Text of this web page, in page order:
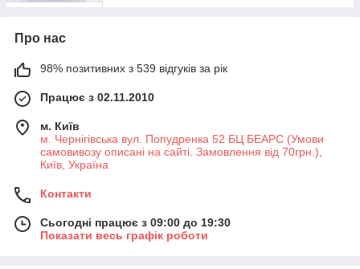
Про нас
98% позитивних з 539 відгуків за рік
Працює з 02.11.2010
м. Київ
м. Чернігівська вул. Попудренка 52 БЦ БЕАРС (Умови
самовивозу описані на сайті. Замовлення від 70грн.),
Київ, Україна
Контакти
Сьогодні працює з 09:00 до 19:30
Показати весь графік роботи